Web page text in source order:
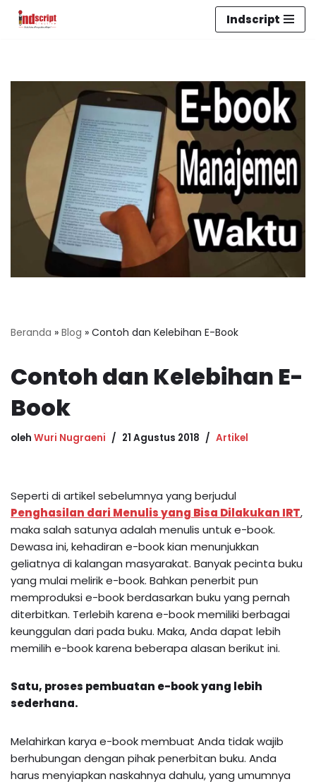
Indscript
Beranda » Blog » Contoh dan Kelebihan E-Book
Contoh dan Kelebihan E-
Book
oleh Wuri Nugraeni 21 Agustus 2018 Artikel
Seperti di artikel sebelumnya yang berjudul
Penghasilan dari Menulis yang Bisa Dilakukan IRT,
maka salah satunya adalah menulis untuk e-book.
Dewasa ini, kehadiran e-book kian menunjukkan
geliatnya di kalangan masyarakat. Banyak pecinta buku
yang mulai melirik e-book. Bahkan penerbit pun
memproduksi e-book berdasarkan buku yang pernah
diterbitkan. Terlebih karena e-book memiliki berbagai
keunggulan dari pada buku. Maka, Anda dapat lebih
memilih e-book karena beberapa alasan berikut ini.
Satu, proses pembuatan e-book yang lebih
sederhana.
Melahirkan karya e-book membuat Anda tidak wajib
berhubungan dengan pihak penerbitan buku. Anda
harus menyiapkan naskahnya dahulu, yang umumnya